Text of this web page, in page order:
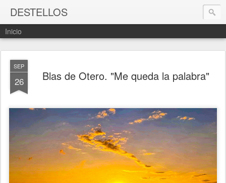
DESTELLOS
Inicio
SEP
26 Blas de Otero. "Me queda la palabra"